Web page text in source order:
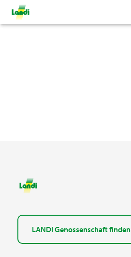
LANDI Genossenschaft finden